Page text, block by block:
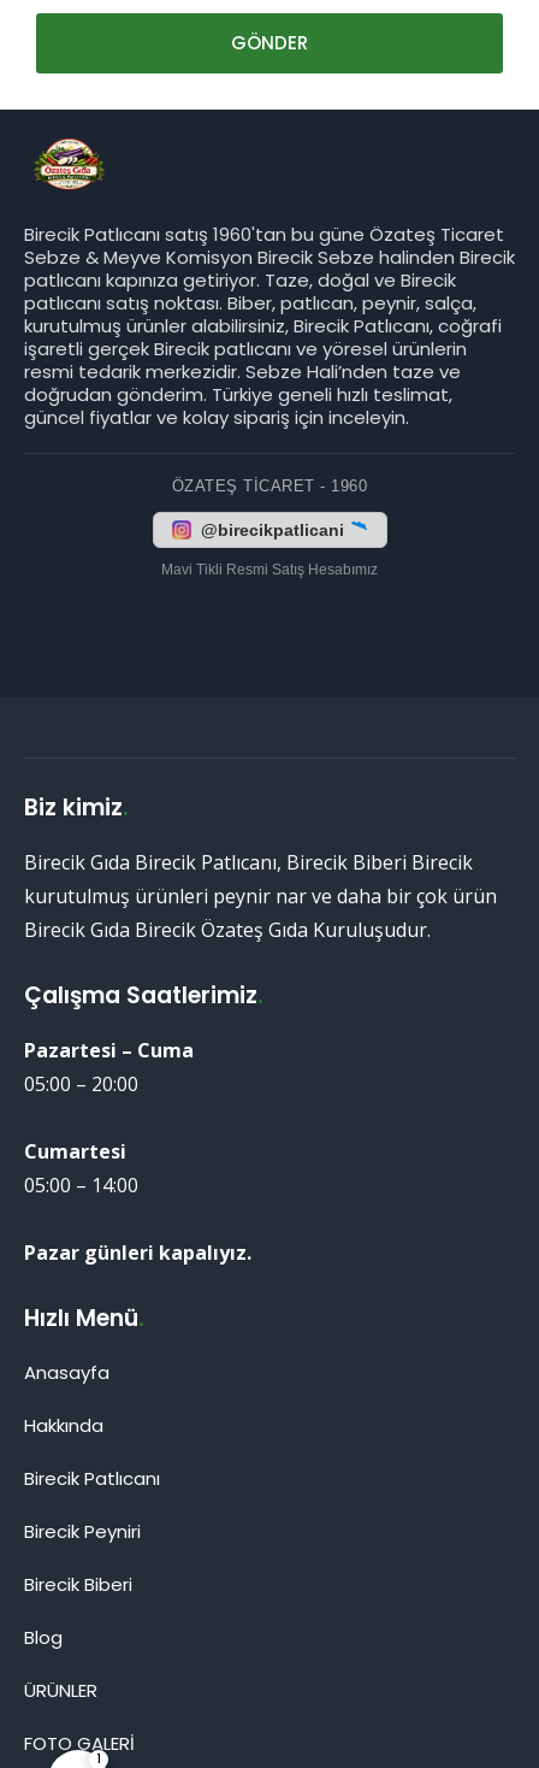
Birecik Patlıcanı satış 1960'tan bu güne Özateş Ticaret
Sebze & Meyve Komisyon Birecik Sebze halinden Birecik
patlıcanı kapınıza getiriyor. Taze, doğal ve Birecik
patlıcanı satış noktası. Biber, patlıcan, peynir, salça,
kurutulmuş ürünler alabilirsiniz, Birecik Patlıcanı, coğrafi
işaretli gerçek Birecik patlıcanı ve yöresel ürünlerin
resmi tedarik merkezidir. Sebze Hali’nden taze ve
doğrudan gönderim. Türkiye geneli hızlı teslimat,
güncel fiyatlar ve kolay sipariş için inceleyin.
ÖZATEŞ TICARET - 1960
@birecikpatlicani
Mavi Tikli Resmi Satış Hesabımız
Biz kimiz.
Birecik Gıda Birecik Patlıcanı, Birecik Biberi Birecik
kurutulmuş ürünleri peynir nar ve daha bir çok ürün
Birecik Gıda Birecik Özateş Gıda Kuruluşudur.
Çalışma Saatlerimiz.
Pazartesi – Cuma
05:00 – 20:00
Cumartesi
05:00 – 14:00
Pazar günleri kapalıyız.
Hızlı Menü.
Anasayfa
Hakkında
Birecik Patlıcanı
Birecik Peyniri
Birecik Biberi
Blog
ÜRÜNLER
FOTO GALERİ
1